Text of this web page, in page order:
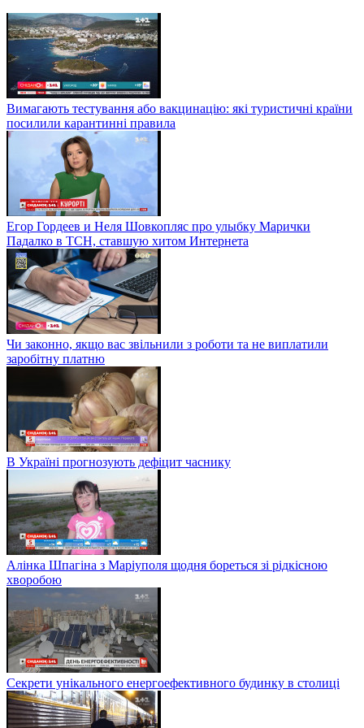
Вимагають тестування або вакцинацію: які туристичні країни
посилили карантинні правила
Егор Гордеев и Неля Шовкопляс про улыбку Марички
Падалко в ТСН, ставшую хитом Интернета
Чи законно, якщо вас звільнили з роботи та не виплатили
заробітну платню
В Україні прогнозують дефіцит часнику
Алінка Шпагіна з Маріуполя щодня бореться зі рідкісною
хворобою
Секрети унікального енергоефективного будинку в столиці